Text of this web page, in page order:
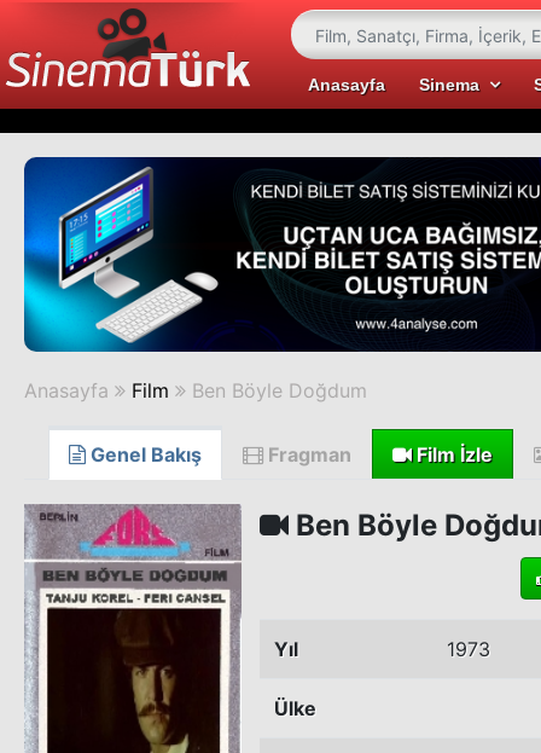
Anasayfa Sinema
Anasayfa Film Ben Böyle Doğdum
Genel Bakış Fragman Film İzle
Ben Böyle
Yıl 1973
Ülke